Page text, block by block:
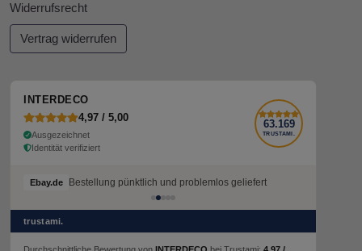
Widerrufsrecht
Vertrag widerrufen
INTERDECO
4,97 / 5,00
Ausgezeichnet
Identität verifiziert
63.169
TRUSTAMI.
Ebay.de Bestellung pünktlich und problemlos geliefert
trustami.